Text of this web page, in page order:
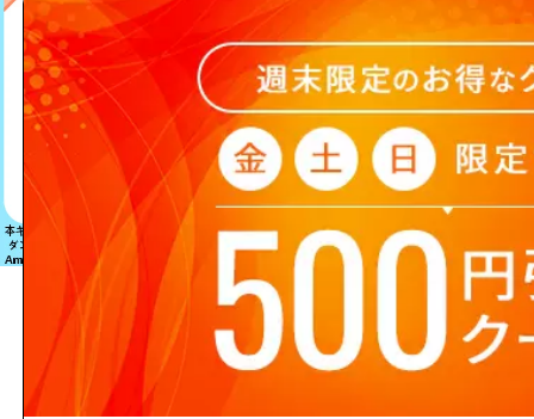
該当する商品は見つかりません